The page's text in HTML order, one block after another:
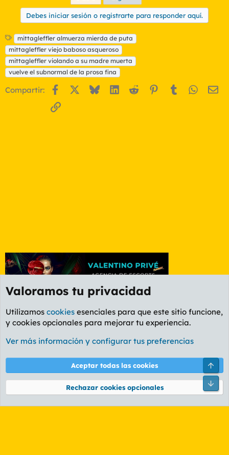
Debes iniciar sesión o registrarte para responder aquí.
E
t
i
q
u
t
mittagleffler almuerza mierda de puta
mittagleffler viejo baboso asqueroso
mittagleffler violando a su madre muerta
vuelve el subnormal de la prosa fina
Compartir: Facebook BlueskyLinkedIn
Reddit Pinterest
Tumblr
Enlace
Granada
Cookies
PL OLDSTYLE AMARILLO
Términos y reglas Política de privacidad Ayuda
Community platform by XenForo® © 2010-2026 XenForo Ltd.
Valoramos tu privacidad
Utilizamos cookies esenciales para que este sitio funcione,
y cookies opcionales para mejorar tu experiencia.
Ver más información y configurar tus preferencias
Aceptar todas las cookies
Rechazar cookies opcionales
Pie